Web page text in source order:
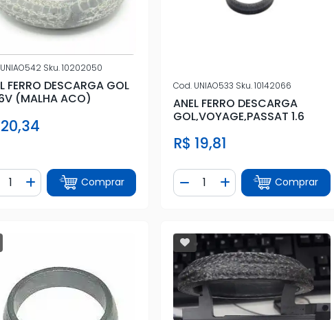
UNIAO542 Sku.10202050
FERRO DESCARGA GOL
(MALHA ACO)
Quantidade
Adicionar Quantidade
Comprar
Cod. UNIAO533 Sku.10142066
ANEL FERRO DESCARGA
GOL,VOYAGE,PASSAT 1.6
R$ 19,81
Diminuir Quantidade
Quantidade
Adicionar Quantidade
Comprar